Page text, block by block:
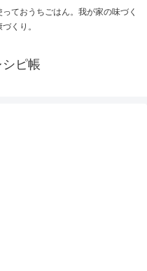
ておうちごはん。我が家の味づく
くり。
ピ帳